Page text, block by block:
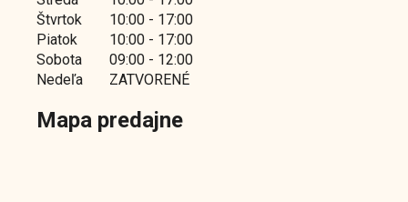
Štvrtok
10:00 - 17:00
Piatok
10:00 - 17:00
Sobota
09:00 - 12:00
Nedeľa
ZATVORENÉ
Mapa predajne